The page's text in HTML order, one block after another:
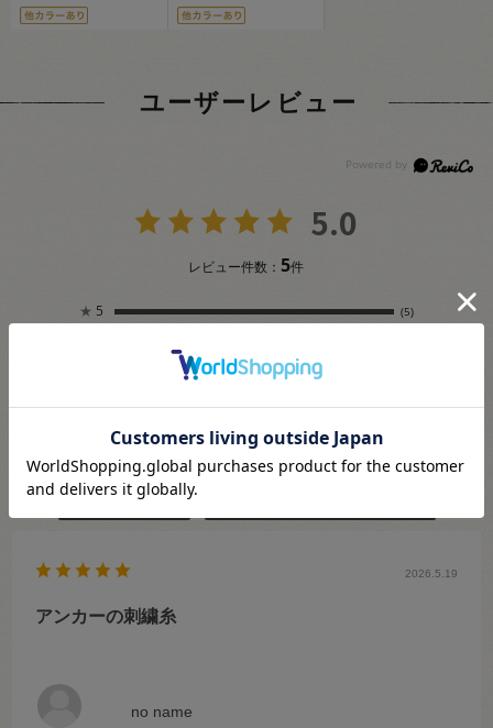
ユーザーレビュー
5.0
レビュー件数：5件
★ 5 (5)
絞り込み
no name
2026.5.19
アンカーの刺繍糸